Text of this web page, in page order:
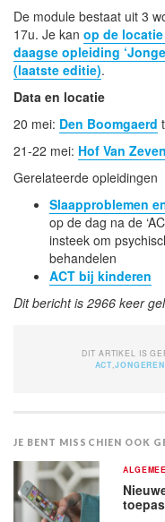
De module bestaat uit 3
17u. Je kan op de
daagse opleiding
(laatste editie).
Data en locatie
20 mei: Den Boomgaerd
21-22 mei: Hof Van
Gerelateerde opleidingen
Slaapproblemen
op de dag na de
insteek om
behandelen
ACT bij kinderen
Dit bericht is 2966 keer
DIT ARTIKEL IS
ACT ,JONGEREN
JE BENT MISSCHIEN OOK